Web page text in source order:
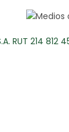
RUT 214 812